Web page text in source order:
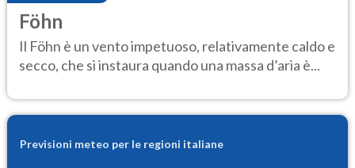
Föhn
Il Föhn è un vento impetuoso, relativamente caldo e
secco, che si instaura quando una massa d’aria è...
Previsioni meteo per le regioni italiane